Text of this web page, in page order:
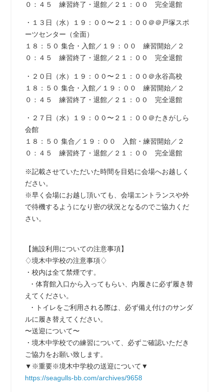
０：４５ 練習終了・退館／２１：００ 完全退館
・１３日（水）１９：００〜２１：００＠＠戸塚スポ
ーツセンター（全面）
１８：５０ 集合・入館／１９：００ 練習開始／２
０：４５ 練習終了・退館／２１：００ 完全退館
・２０日（水）１９：００〜２１：００＠永谷高校
１８：５０ 集合・入館／１９：００ 練習開始／２
０：４５ 練習終了・退館／２１：００ 完全退館
・２７日（水）１９：００〜２１：００＠たきがしら
会館
１８：５０ 集合／１９：００ 入館・練習開始／２
０：４５ 練習終了・退館／２１：００ 完全退館
※記載させていただいた時間を目処に会場へお越しく
ださい。
※早く会場にお越し頂いても、会場エントランスや外
で待機するようになり密の状況となるのでご協力くだ
さい。
【施設利用についての注意事項】
♢境木中学校の注意事項♢
・校内は全て禁煙です。
・体育館入口から入ってもらい、内履きに必ず履き替
えてください。
・トイレをご利用される際は、必ず備え付けのサンダ
ルに履き替えてください。
〜送迎について〜
・境木中学校での練習について、必ずご確認いただき
ご協力をお願い致します。
▼※重要※境木中学校の送迎について▼
https://seagulls-bb.com/archives/9658